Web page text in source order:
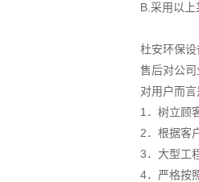
B.采用以
杜安环保
售后对公
对用户而
1．树立顾
2．根据客
3．大型工
4．严格按